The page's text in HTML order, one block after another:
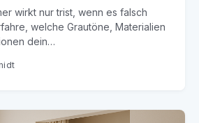
wirkt nur trist, wenn es falsch
welche Grautöne, Materialien
dein…